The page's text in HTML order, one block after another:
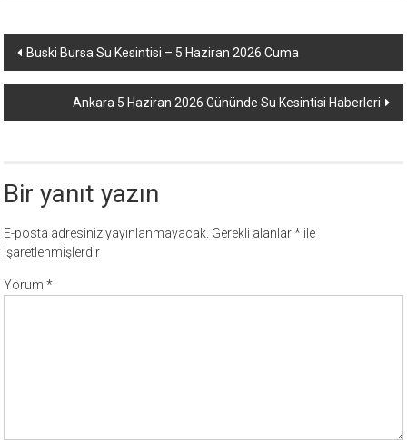
Yazı
dolaşımı
Buski Bursa Su Kesintisi – 5 Haziran 2026 Cuma
Ankara 5 Haziran 2026 Gününde Su Kesintisi Haberleri
Bir yanıt yazın
E-posta adresiniz yayınlanmayacak. Gerekli alanlar* ile
işaretlenmişlerdir
Yorum*